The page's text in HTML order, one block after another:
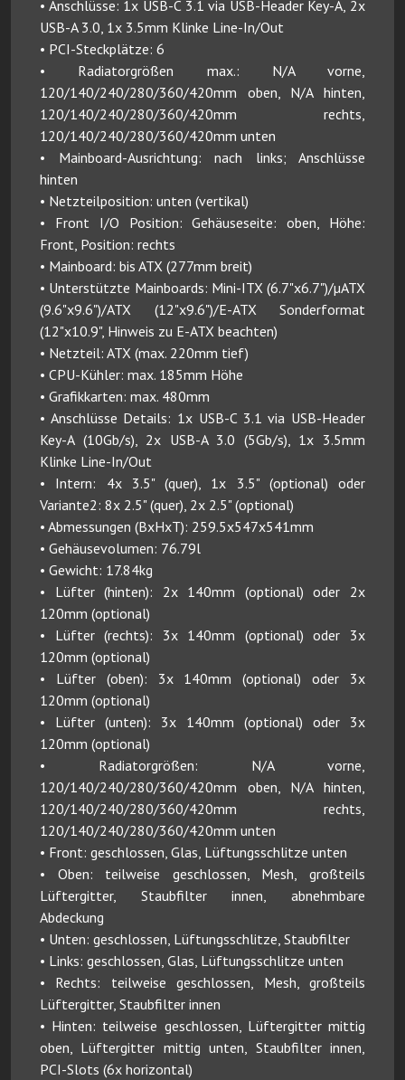
• Anschlüsse: 1x USB-C 3.1 via USB-Header Key-A, 2x
USB-A 3.0, 1x 3.5mm Klinke Line-In/Out
• PCI-Steckplätze: 6
• Radiatorgrößen max.: N/A vorne,
120/140/240/280/360/420mm oben, N/A hinten,
120/140/240/280/360/420mm rechts,
120/140/240/280/360/420mm unten
• Mainboard-Ausrichtung: nach links; Anschlüsse
hinten
• Netzteilposition: unten (vertikal)
• Front I/O Position: Gehäuseseite: oben, Höhe:
Front, Position: rechts
• Mainboard: bis ATX (277mm breit)
• Unterstützte Mainboards: Mini-ITX (6.7"x6.7")/µATX
(9.6"x9.6")/ATX (12"x9.6")/E-ATX Sonderformat
(12"x10.9", Hinweis zu E-ATX beachten)
• Netzteil: ATX (max. 220mm tief)
• CPU-Kühler: max. 185mm Höhe
• Grafikkarten: max. 480mm
• Anschlüsse Details: 1x USB-C 3.1 via USB-Header
Key-A (10Gb/s), 2x USB-A 3.0 (5Gb/s), 1x 3.5mm
Klinke Line-In/Out
• Intern: 4x 3.5" (quer), 1x 3.5" (optional) oder
Variante2: 8x 2.5" (quer), 2x 2.5" (optional)
• Abmessungen (BxHxT): 259.5x547x541mm
• Gehäusevolumen: 76.79l
• Gewicht: 17.84kg
• Lüfter (hinten): 2x 140mm (optional) oder 2x
120mm (optional)
• Lüfter (rechts): 3x 140mm (optional) oder 3x
120mm (optional)
• Lüfter (oben): 3x 140mm (optional) oder 3x
120mm (optional)
• Lüfter (unten): 3x 140mm (optional) oder 3x
120mm (optional)
• Radiatorgrößen: N/A vorne,
120/140/240/280/360/420mm oben, N/A hinten,
120/140/240/280/360/420mm rechts,
120/140/240/280/360/420mm unten
• Front: geschlossen, Glas, Lüftungsschlitze unten
• Oben: teilweise geschlossen, Mesh, großteils
Lüftergitter, Staubfilter innen, abnehmbare
Abdeckung
• Unten: geschlossen, Lüftungsschlitze, Staubfilter
• Links: geschlossen, Glas, Lüftungsschlitze unten
• Rechts: teilweise geschlossen, Mesh, großteils
Lüftergitter, Staubfilter innen
• Hinten: teilweise geschlossen, Lüftergitter mittig
oben, Lüftergitter mittig unten, Staubfilter innen,
PCI-Slots (6x horizontal)